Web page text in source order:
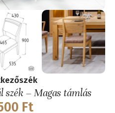
szék – Magas támlás
Ft